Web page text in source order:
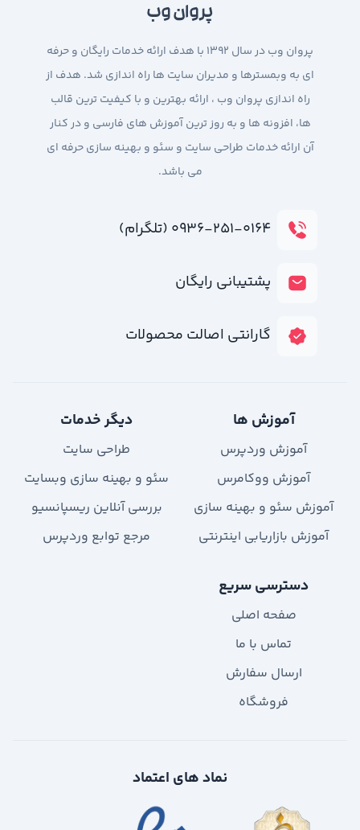
پروان وب
پروان وب در سال 1392 با هدف ارائه خدمات رایگان و حرفه
ای به وبمسترها و مدیران سایت ها راه اندازی شد. هدف از
راه اندازی پروان وب ، ارائه بهترین و با کیفیت ترین قالب
ها، افزونه ها و به روز ترین آموزش های فارسی و در کنار
آن ارائه خدمات طراحی سایت و سئو و بهینه سازی حرفه ای
می باشد.
۰۹۳۶-۲۵۱-۰۱۶۴ (تلگرام)
پشتیبانی رایگان
گارانتی اصالت محصولات
آموزش ها
آموزش وردپرس
آموزش ووکامرس
آموزش سئو و بهینه سازی
آموزش بازاریابی اینترنتی
دیگر خدمات
طراحی سایت
سئو و بهینه سازی وبسایت
بررسی آنلاین ریسپانسیو
مرجع توابع وردپرس
دسترسی سریع
صفحه اصلی
تماس با ما
ارسال سفارش
فروشگاه
نماد های اعتماد